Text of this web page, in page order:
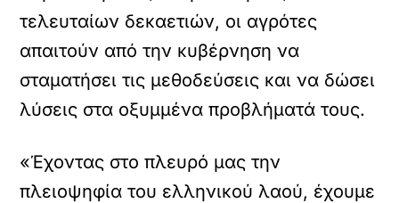
τελευταίων δεκαετιών, οι αγρότες
απαιτούν από την κυβέρνηση να
σταματήσει τις μεθοδεύσεις και να δώσει
λύσεις στα οξυμμένα προβλήματά τους.
«Έχοντας στο πλευρό μας την
πλειοψηφία του ελληνικού λαού, έχουμε